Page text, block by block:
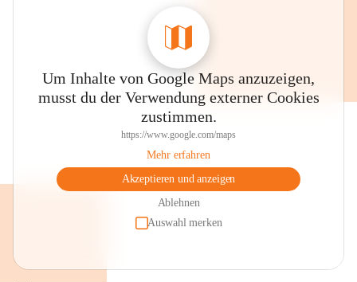
Um Inhalte von Google Maps anzuzeigen,
musst du der Verwendung externer Cookies
zustimmen.
https://www.google.com/maps
Mehr erfahren
Akzeptieren und anzeigen
Ablehnen
Auswahl merken